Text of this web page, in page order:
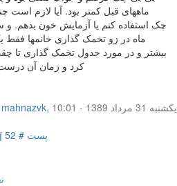
ماههای قبل کمتر بود. آیا لازم است
چک استفاده کنم یا آزمایش خون بدهم. و
ماه در زو تخمک گذاری خانمها
بیشتر و در مورد جدول تخمک گذاری تا
کرد و زمان آن
mahnazvk,
یکشنبه 31 مرداد 1389 - 10:01
پست # 52